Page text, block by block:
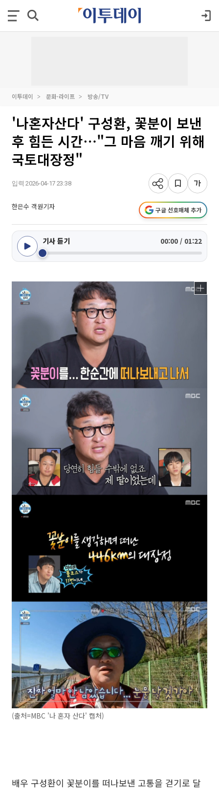
이투데이 문화·라이프 방송/TV
'나혼자산다' 구성환, 꽃분이 보낸
후 힘든 시간⋯"그 마음 깨기 위해
국토대장정"
입력 2026-04-17 23:38
한은수 객원기자 구글 선호매체 추가
기사 듣기 00:00 / 01:22
(출처=MBC '나 혼자 산다' 캡처)
배우 구성환이 꽃분이를 떠나보낸 고통을 걷기로 달